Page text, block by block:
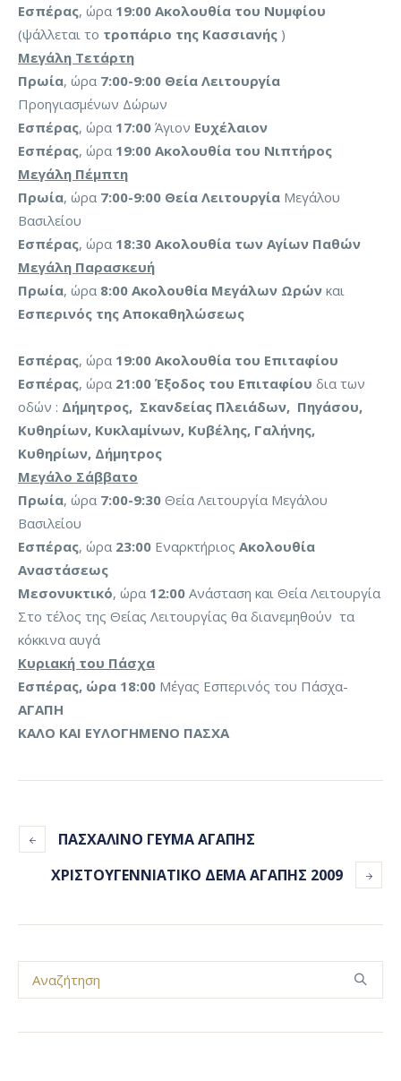
Εσπέρας, ώρα 19:00 Ακολουθία του Νυμφίου
(ψάλλεται το τροπάριο της Κασσιανής )
Μεγάλη Τετάρτη
Πρωία, ώρα 7:00-9:00 Θεία Λειτουργία
Προηγιασμένων Δώρων
Εσπέρας, ώρα 17:00 Άγιον Ευχέλαιον
Εσπέρας, ώρα 19:00 Ακολουθία του Νιπτήρος
Μεγάλη Πέμπτη
Πρωία, ώρα 7:00-9:00 Θεία Λειτουργία Μεγάλου
Βασιλείου
Εσπέρας, ώρα 18:30 Ακολουθία των Αγίων Παθών
Μεγάλη Παρασκευή
Πρωία, ώρα 8:00 Ακολουθία Μεγάλων Ωρών και
Εσπερινός της Αποκαθηλώσεως
Εσπέρας, ώρα 19:00 Ακολουθία του Επιταφίου
Εσπέρας, ώρα 21:00 Έξοδος του Επιταφίου δια των
οδών : Δήμητρος, Σκανδείας Πλειάδων, Πηγάσου,
Κυθηρίων, Κυκλαμίνων, Κυβέλης, Γαλήνης,
Κυθηρίων, Δήμητρος
Μεγάλο Σάββατο
Πρωία, ώρα 7:00-9:30 Θεία Λειτουργία Μεγάλου
Βασιλείου
Εσπέρας, ώρα 23:00 Εναρκτήριος Ακολουθία
Αναστάσεως
Μεσονυκτικό, ώρα 12:00 Ανάσταση και Θεία Λειτουργία
Στο τέλος της Θείας Λειτουργίας θα διανεμηθούν τα
κόκκινα αυγά
Κυριακή του Πάσχα
Εσπέρας, ώρα 18:00 Μέγας Εσπερινός του Πάσχα-
ΑΓΑΠΗ
ΚΑΛΟ ΚΑΙ ΕΥΛΟΓΗΜΕΝΟ ΠΑΣΧΑ
ΠΑΣΧΑΛΙΝΟ ΓΕΥΜΑ ΑΓΑΠΗΣ
ΧΡΙΣΤΟΥΓΕΝΝΙΑΤΙΚΟ ΔΕΜΑ ΑΓΑΠΗΣ 2009